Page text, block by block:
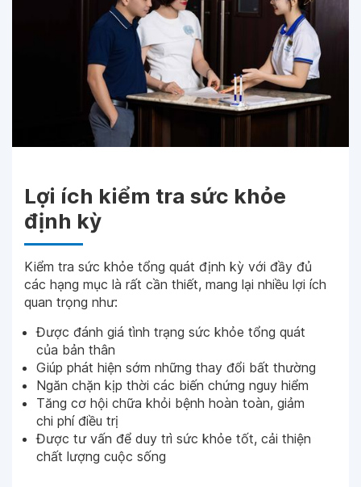
Lợi ích kiểm tra sức khỏe
định kỳ
Kiểm tra sức khỏe tổng quát định kỳ với đầy đủ
các hạng mục là rất cần thiết, mang lại nhiều lợi ích
quan trọng như:
Được đánh giá tình trạng sức khỏe tổng quát
của bản thân
Giúp phát hiện sớm những thay đổi bất thường
Ngăn chặn kịp thời các biến chứng nguy hiểm
Tăng cơ hội chữa khỏi bệnh hoàn toàn, giảm
chi phí điều trị
Được tư vấn để duy trì sức khỏe tốt, cải thiện
chất lượng cuộc sống